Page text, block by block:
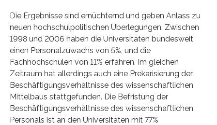
Die Ergebnisse sind ernüchternd und geben Anlass zu
neuen hochschulpolitischen Überlegungen. Zwischen
1998 und 2006 haben die Universitäten bundesweit
einen Personalzuwachs von 5%, und die
Fachhochschulen von 11% erfahren. Im gleichen
Zeitraum hat allerdings auch eine Prekarisierung der
Beschäftigungsverhältnisse des wissenschaftlichen
Mittelbaus stattgefunden. Die Befristung der
Beschäftigungsverhältnisse des wissenschaftlichen
Personals ist an den Universitäten mit 77%